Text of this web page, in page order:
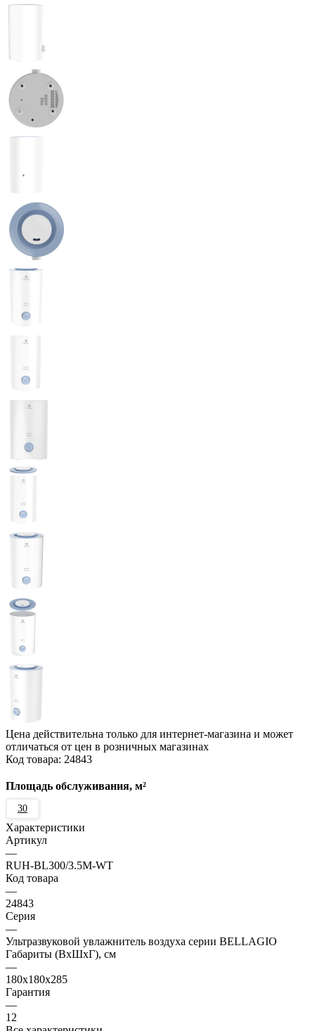
Цена действительна только для интернет-магазина и может
отличаться от цен в розничных магазинах
Код товара: 24843
Площадь обслуживания, м²
30
Характеристики
Артикул
—
RUH-BL300/3.5M-WT
Код товара
—
24843
Серия
—
Ультразвуковой увлажнитель воздуха серии BELLAGIO
Габариты (ВхШхГ), см
—
180x180x285
Гарантия
—
12